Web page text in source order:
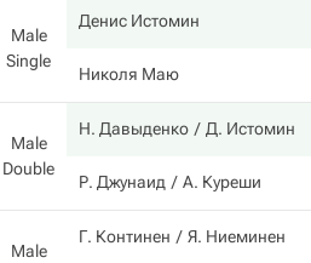
Male
Single
Денис Истомин
Николя Маю
Male
Double
Н. Давыденко Д. Истомин
Р. Джунаид А. Куреши
Male
Г. Континен Я. Ниеминен